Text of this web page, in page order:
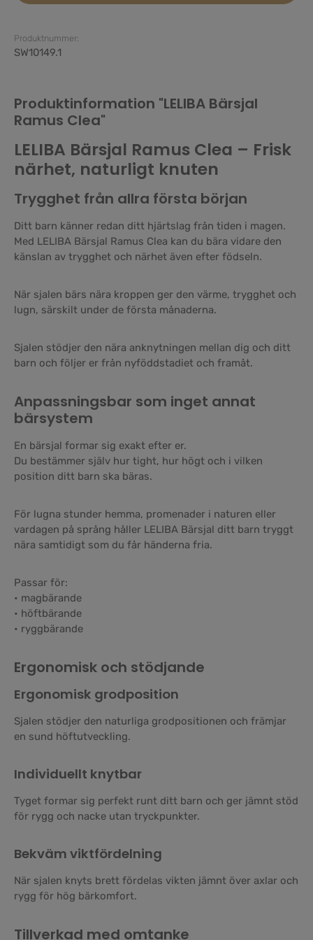
Produktnummer:
SW10149.1
Produktinformation "LELIBA Bärsjal
Ramus Clea"
LELIBA Bärsjal Ramus Clea – Frisk
närhet, naturligt knuten
Trygghet från allra första början
Ditt barn känner redan ditt hjärtslag från tiden i magen.
Med LELIBA Bärsjal Ramus Clea kan du bära vidare den
känslan av trygghet och närhet även efter födseln.
När sjalen bärs nära kroppen ger den värme, trygghet och
lugn, särskilt under de första månaderna.
Sjalen stödjer den nära anknytningen mellan dig och ditt
barn och följer er från nyföddstadiet och framåt.
Anpassningsbar som inget annat
bärsystem
En bärsjal formar sig exakt efter er.
Du bestämmer själv hur tight, hur högt och i vilken
position ditt barn ska bäras.
För lugna stunder hemma, promenader i naturen eller
vardagen på språng håller LELIBA Bärsjal ditt barn tryggt
nära samtidigt som du får händerna fria.
Passar för:
• magbärande
• höftbärande
• ryggbärande
Ergonomisk och stödjande
Ergonomisk grodposition
Sjalen stödjer den naturliga grodpositionen och främjar
en sund höftutveckling.
Individuellt knytbar
Tyget formar sig perfekt runt ditt barn och ger jämnt stöd
för rygg och nacke utan tryckpunkter.
Bekväm viktfördelning
När sjalen knyts brett fördelas vikten jämnt över axlar och
rygg för hög bärkomfort.
Tillverkad med omtanke